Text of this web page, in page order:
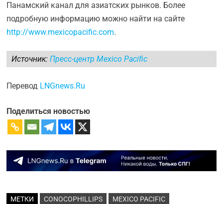
Панамский канал для азиатских рынков. Более
подробную информацию можно найти на сайте
http://www.mexicopacific.com.
Источник:Пресс-центр Mexico Pacific
Перевод LNGnews.Ru
Поделиться новостью
МЕТКИ CONOCOPHILLIPS
MEXICO PACIFIC